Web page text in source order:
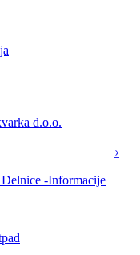
d.o.o.
-Informacije